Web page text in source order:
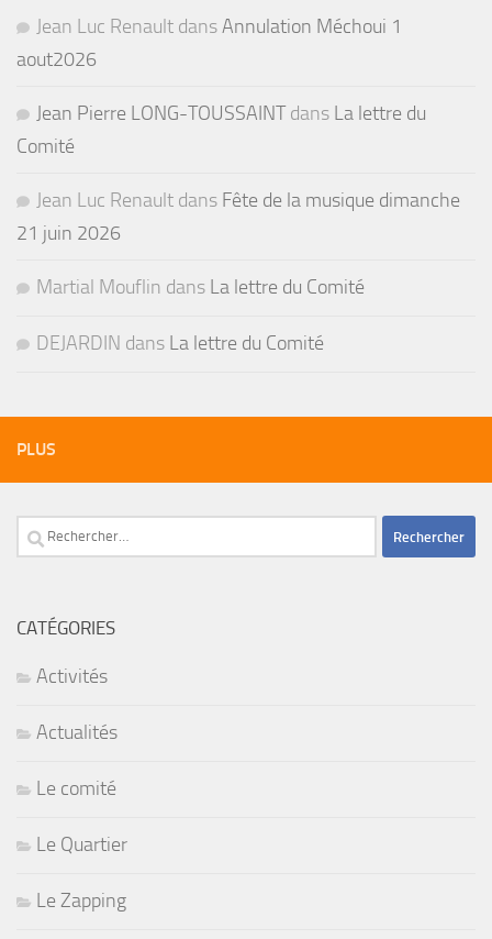
Jean Luc Renault dansAnnulation Méchoui 1
aout2026
Jean Pierre LONG-TOUSSAINTdans La lettre du
Comité
Jean Luc Renault dans Fête de la musique dimanche
21 juin 2026
Martial Mouflin dans La lettre du Comité
DEJARDIN dans La lettre du Comité
PLUS
Rechercher :
CATÉGORIES
Activités
Actualités
Le comité
Le Quartier
Le Zapping